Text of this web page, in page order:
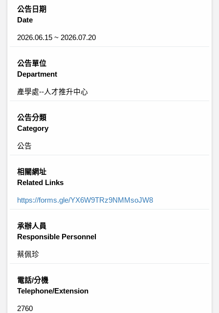
公告日期
Date
2026.06.15 ~ 2026.07.20
公告單位
Department
產學處--人才推升中心
公告分類
Category
公告
相關網址
Related Links
https://forms.gle/YX6W9TRz9NMMsoJW8
承辦人員
Responsible Personnel
蔡佩珍
電話/分機
Telephone/Extension
2760